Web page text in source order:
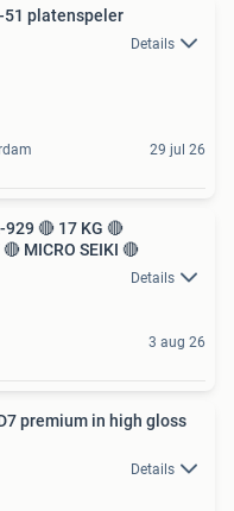
51 platenspeler
Details
29 jul 26
929 🔴 17 KG 🔴
MICRO SEIKI 🔴
Details
3 aug 26
premium in high gloss
Details